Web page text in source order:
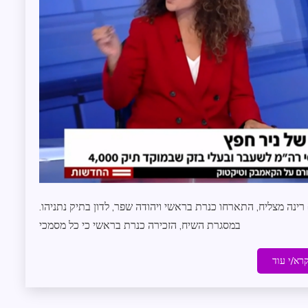
עם רינה מצליח, התארחו כנרת בראשי ויהודה שפר, לדון בתיק נתניהו.
במסגרת השיח, הזכירה כנרת בראשי כי כל מסמכי
קרא/י עוד